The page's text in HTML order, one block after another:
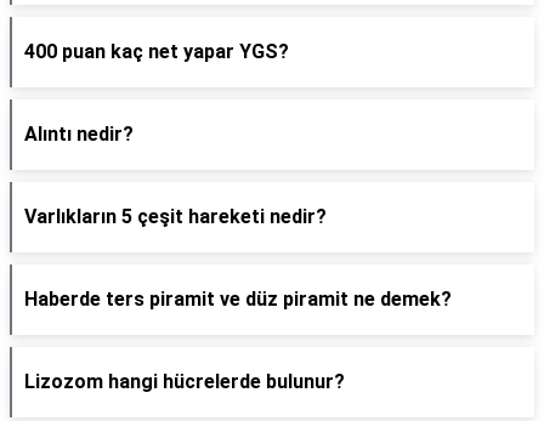
400 puan kaç net yapar YGS?
Alıntı nedir?
Varlıkların 5 çeşit hareketi nedir?
Haberde ters piramit ve düz piramit ne demek?
Lizozom hangi hücrelerde bulunur?